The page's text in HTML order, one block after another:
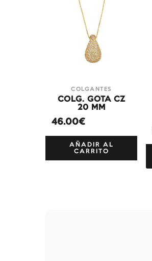
COLGANTES
COLG. GOTA CZ
20 MM
46.00€
AÑADIR AL
CARRITO